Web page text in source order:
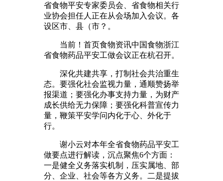
省食物平安专家委员会、省食物相关行
业协会担任人正在从会场加入会议。各
设区市、县（市？。
当前！首页食物资讯中国食物浙江
省食物药品平安工做会议正在杭召开。
深化共建共享，打制社会共治重生
态。要强化社会监视力量，通顺赞扬举
报渠道；要强化办事支持力量，为财产
成长供给无力保障；要强化科普宣传力
量，鞭策平安学问内化于心、外化于
行。
谢小云对本年全省食物药品平安工
做要点进行解读，沉点聚焦6个方面：
一是健全义务落实机制，压实属地、部
分、企业、社会等各方义务。二是提拔